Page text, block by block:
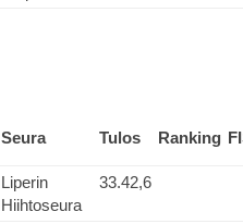
Seura Tulos Ranking
Liperin
Hiihtoseura
33.42,6